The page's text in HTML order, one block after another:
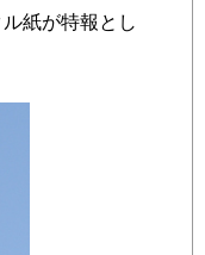
紙が特報とし